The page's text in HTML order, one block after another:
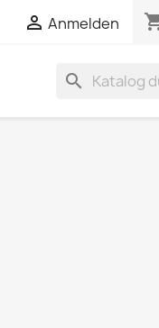
 Anmelden
search